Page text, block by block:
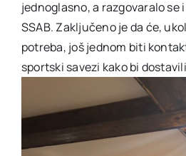
jednoglasno, a razgovaralo se
SSAB. Zaključeno je da će,
potreba, još jednom biti
sportski savezi kako bi